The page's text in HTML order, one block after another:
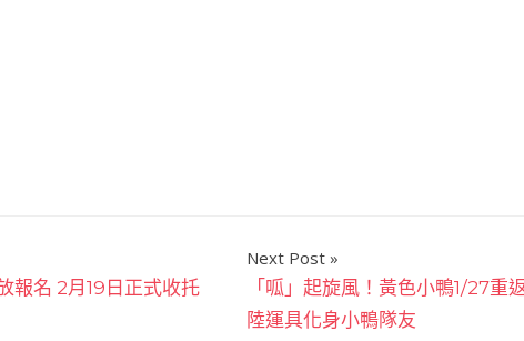
報名 2月19日正式收托
Next Post
「呱」起旋風！黃色小鴨1/27重
陸運具化身小鴨隊友